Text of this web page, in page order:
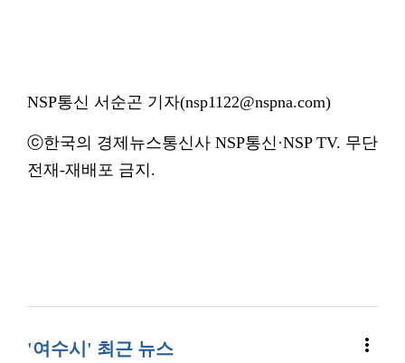
NSP통신 서순곤 기자(nsp1122@nspna.com)
ⓒ한국의 경제뉴스통신사 NSP통신·NSP TV. 무단
전재-재배포 금지.
'여수시' 최근 뉴스 more_vert